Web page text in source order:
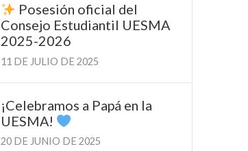
Posesión oficial del
Consejo Estudiantil UESMA
2025-2026
11 DE JULIO DE 2025
¡Celebramos a Papá en la
UESMA!
20 DE JUNIO DE 2025